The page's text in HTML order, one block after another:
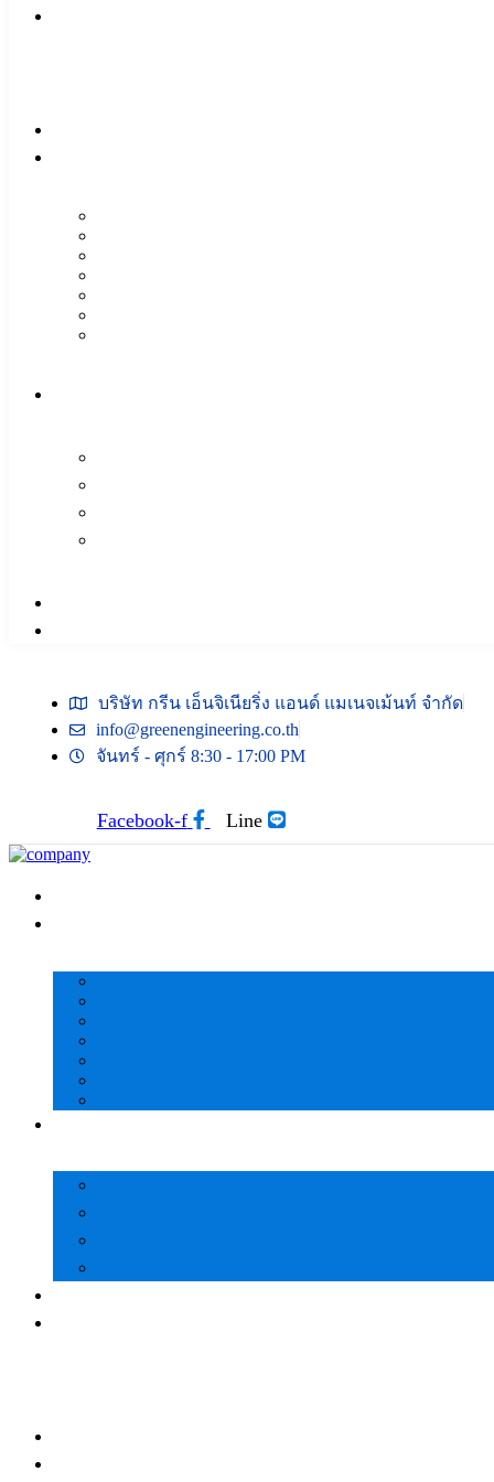
บริษัท กรีน เอ็นจิเนียริ่ง แอนด์ แมเนจเม้นท์ จำกัด
info@greenengineering.co.th
จันทร์ - ศุกร์ 8:30 - 17:00 PM
Facebook-f Line